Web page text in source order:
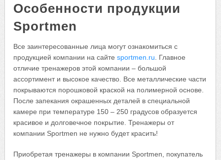
Особенности продукции
Sportmen
Все заинтересованные лица могут ознакомиться с
продукцией компании на сайтеsportmen.ru . Главное
отличие тренажеров этой компании – большой
ассортимент и высокое качество. Все металлические части
покрываются порошковой краской на полимерной основе.
После запекания окрашенных деталей в специальной
камере при температуре 150 – 250 градусов образуется
красивое и долговечное покрытие. Тренажеры от
компании Sportmen не нужно будет красить!
Приобретая тренажеры в компании Sportmen, покупатель